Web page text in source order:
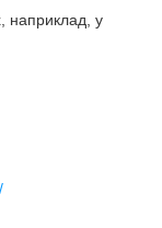
наприклад, у